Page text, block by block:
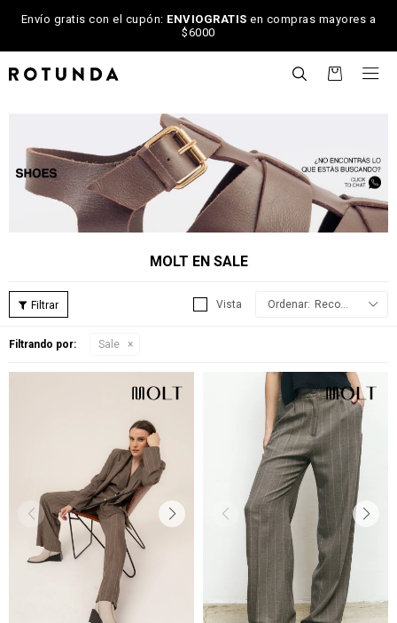
Envío gratis con el cupón: ENVIOGRATIS en compras mayores a
$6000

MOLT EN SALE
Recomendados
Filtrando por: Sale